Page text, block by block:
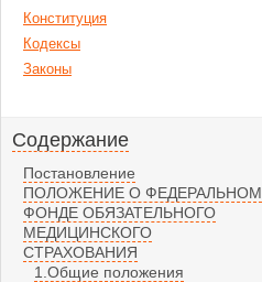
Конституция
Кодексы
Законы
Содержание
Постановление
ПОЛОЖЕНИЕ О ФЕДЕРАЛЬНОМ
ФОНДЕ ОБЯЗАТЕЛЬНОГО
МЕДИЦИНСКОГО
СТРАХОВАНИЯ
1.Общие положения